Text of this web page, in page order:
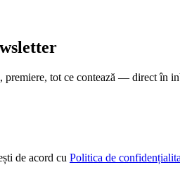
premiere, tot ce contează — direct în
de acord cu Politica de